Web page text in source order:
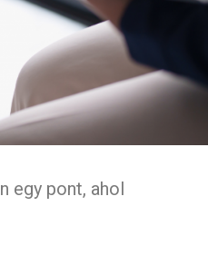
egy pont, ahol